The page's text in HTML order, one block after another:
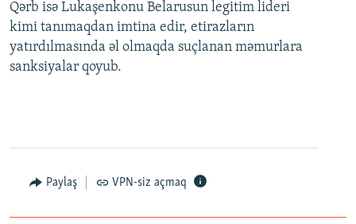
Qərb isə Lukaşenkonu Belarusun legitim lideri
kimi tanımaqdan imtina edir, etirazların
yatırdılmasında əl olmaqda suçlanan məmurlara
sanksiyalar qoyub.
Paylaş VPN-siz açmaq